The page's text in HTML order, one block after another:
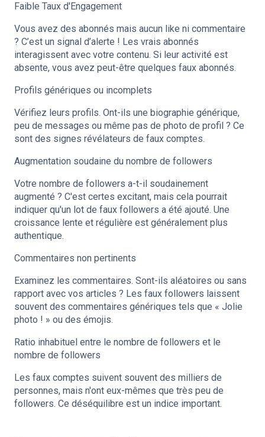
Faible Taux d'Engagement
Vous avez des abonnés mais aucun like ni commentaire
? C’est un signal d’alerte ! Les vrais abonnés
interagissent avec votre contenu. Si leur activité est
absente, vous avez peut-être quelques faux abonnés.
Profils génériques ou incomplets
Vérifiez leurs profils. Ont-ils une biographie générique,
peu de messages ou même pas de photo de profil ? Ce
sont des signes révélateurs de faux comptes.
Augmentation soudaine du nombre de followers
Votre nombre de followers a-t-il soudainement
augmenté ? C'est certes excitant, mais cela pourrait
indiquer qu'un lot de faux followers a été ajouté. Une
croissance lente et régulière est généralement plus
authentique.
Commentaires non pertinents
Examinez les commentaires. Sont-ils aléatoires ou sans
rapport avec vos articles ? Les faux followers laissent
souvent des commentaires génériques tels que « Jolie
photo ! » ou des émojis.
Ratio inhabituel entre le nombre de followers et le
nombre de followers
Les faux comptes suivent souvent des milliers de
personnes, mais n'ont eux-mêmes que très peu de
followers. Ce déséquilibre est un indice important.